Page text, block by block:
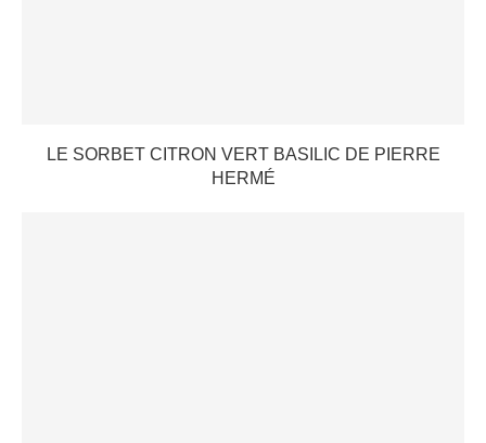
LE SORBET CITRON VERT BASILIC DE PIERRE
HERMÉ